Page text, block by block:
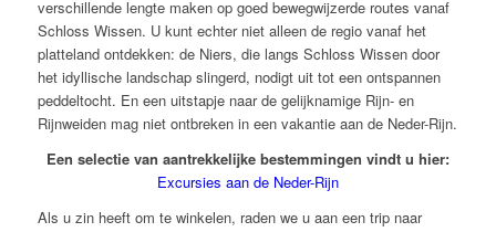
verschillende lengte maken op goed bewegwijzerde routes vanaf
Schloss Wissen. U kunt echter niet alleen de regio vanaf het
platteland ontdekken: de Niers, die langs Schloss Wissen door
het idyllische landschap slingerd, nodigt uit tot een ontspannen
peddeltocht. En een uitstapje naar de gelijknamige Rijn- en
Rijnweiden mag niet ontbreken in een vakantie aan de Neder-Rijn.
Een selectie van aantrekkelijke bestemmingen vindt u hier:
Excursies aan de Neder-Rijn
Als u zin heeft om te winkelen, raden we u aan een trip naar